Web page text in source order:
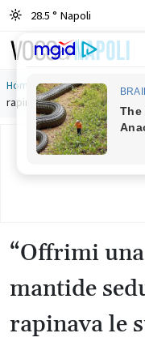
28.5 ° Napoli
Main Navigation
Home »“Offrimi una
rapinava le sue vittime a
“Offrimi
mantide
rapinava le